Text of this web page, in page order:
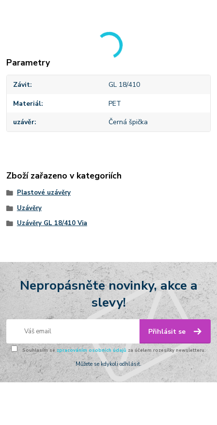
Parametry
Závit GL 18/410
Materiál PET
uzávěr Černá špička
Zboží zařazeno v kategoriích
Plastové uzávěry
Uzávěry
Uzávěry GL 18/410 Via
Nepropásněte novinky, akce a
slevy!
Přihlásit se
Souhlasím se zpracováním osobních údajů za účelem rozesílky newsletteru.
Můžete se kdykoli odhlásit.